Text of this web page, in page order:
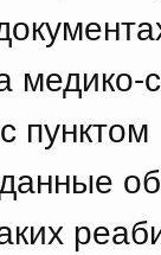
медико-